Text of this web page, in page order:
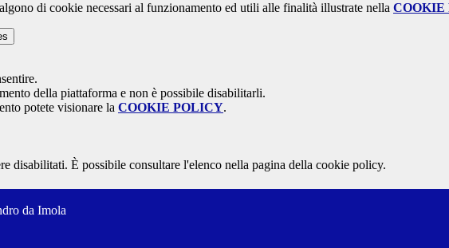
di cookie necessari al funzionamento ed utili alle finalità illustrate nella COOKIE
della piattaforma e non è possibile disabilitarli.
potete visionare la COOKIE POLICY.
disabilitati. È possibile consultare l'elenco nella pagina della cookie policy.
da Imola